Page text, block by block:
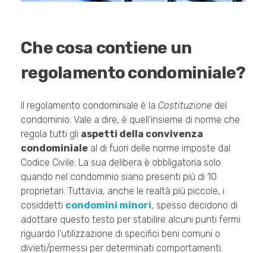
Che cosa contiene un
regolamento condominiale?
Il regolamento condominiale è la Costituzione del
condominio. Vale a dire, è quell’insieme di norme che
regola tutti gli aspetti della convivenza
condominiale al di fuori delle norme imposte dal
Codice Civile. La sua delibera è obbligatoria solo
quando nel condominio siano presenti più di 10
proprietari. Tuttavia, anche le realtà più piccole, i
cosiddetti condomini minori, spesso decidono di
adottare questo testo per stabilire alcuni punti fermi
riguardo l’utilizzazione di specifici beni comuni o
divieti/permessi per determinati comportamenti.